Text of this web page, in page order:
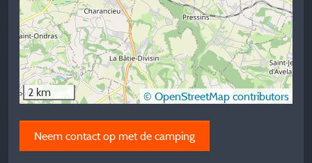
2 km © OpenStreetMap contributors
Neem contact op met de camping